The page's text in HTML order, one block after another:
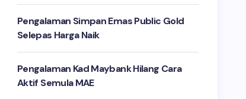
Pengalaman Simpan Emas Public Gold
Selepas Harga Naik
Pengalaman Kad Maybank Hilang Cara
Aktif Semula MAE